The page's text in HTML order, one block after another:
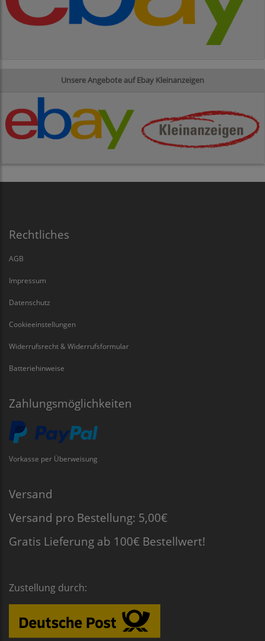
Unsere Angebote auf Ebay Kleinanzeigen
Rechtliches
AGB
Impressum
Datenschutz
Cookieeinstellungen
Widerrufsrecht & Widerrufsformular
Batteriehinweise
Zahlungsmöglichkeiten
Vorkasse per Überweisung
Versand
Versand pro Bestellung: 5,00€
Gratis Lieferung ab 100€ Bestellwert!
Zustellung durch: